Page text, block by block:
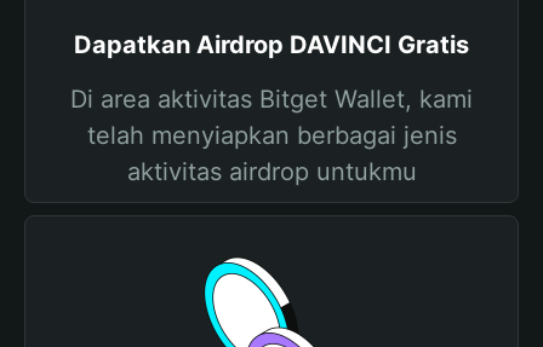
Dapatkan Airdrop DAVINCI Gratis
Di area aktivitas Bitget Wallet, kami
telah menyiapkan berbagai jenis
aktivitas airdrop untukmu